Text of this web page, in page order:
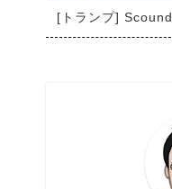
[トランプ]